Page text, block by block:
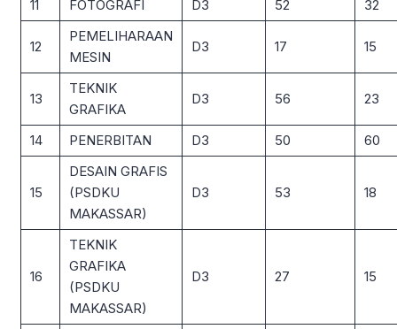
11 FOTOGRAFI D3 52 32
12
PEMELIHARAAN
MESIN
D3 17 15
13
TEKNIK
GRAFIKA
D3 56 23
14 PENERBITAN D3 50 60
15
DESAIN GRAFIS
(PSDKU
MAKASSAR)
D3 53 18
16
TEKNIK
GRAFIKA
(PSDKU
MAKASSAR)
D3 27 15